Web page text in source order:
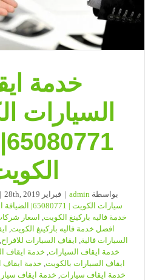
خدمة
السيارات
بواسطة admin
| فبراير 28th, 2019 |
سيارات الكويت | 65080771| الضيافة النوبية
خدمة فاليه باركينغ الكويت, اسعار
افضل خدمة فاليه باركينغ الكويت
السيارات فالية ايقاف السيارات للافراح
خدمة ايقاف السيارات, خدمة ايقاف
ايقاف السيارات بالكويت, خدمة ايقاف
خدمة ايقاف سيارات خدمة ايقاف